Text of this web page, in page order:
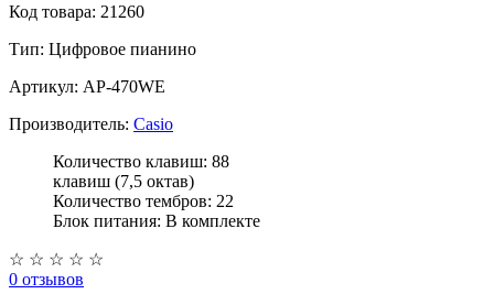
Код товара: 21260
Тип: Цифровое пианино
Артикул: AP-470WE
Производитель: Casio
Количество клавиш: 88
клавиш (7,5 октав)
Количество тембров: 22
Блок питания: В комплекте
☆ ☆ ☆ ☆ ☆
0 отзывов